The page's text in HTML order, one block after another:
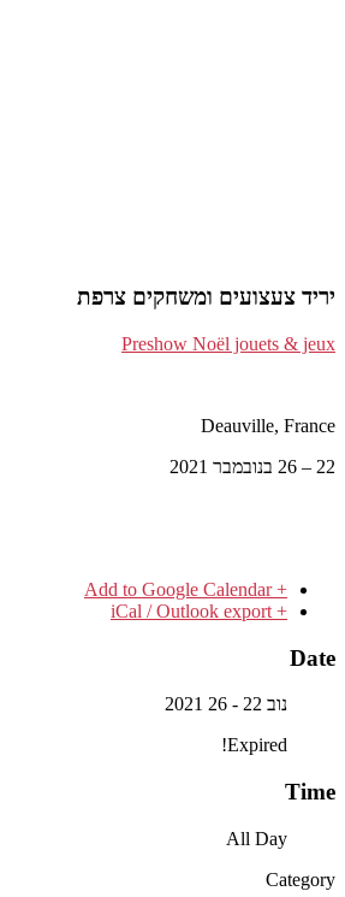
יריד צעצועים ומשחקים צרפת
Preshow Noël jouets & jeux
Deauville, France
22 – 26 בנובמבר 2021
+ Add to Google Calendar
+ iCal / Outlook export
Date
נוב 22 - 26 2021
Expired!
Time
All Day
Category